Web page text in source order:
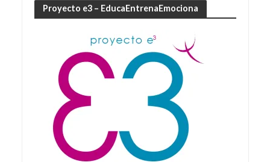
Proyecto e3 – EducaEntrenaEmociona